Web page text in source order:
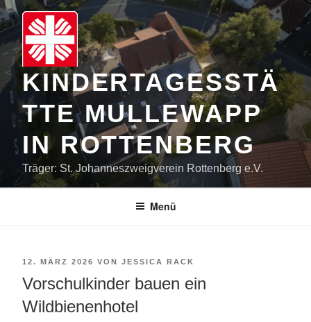
Zum
Inhalt
springen
KINDERTAGESSTÄ
TTE MULLEWAPP
IN ROTTENBERG
Träger: St. Johanneszweigverein Rottenberg e.V.
Menü
VERÖFFENTLICHT
AM
12. MÄRZ 2026 VON JESSICA RACK
Vorschulkinder bauen ein
Wildbienenhotel